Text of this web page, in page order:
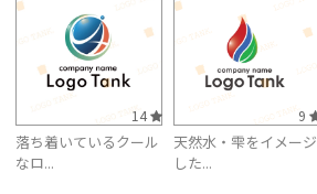
14
落ち着いているクール
なロ...
9
天然水・雫をイメージ
した...